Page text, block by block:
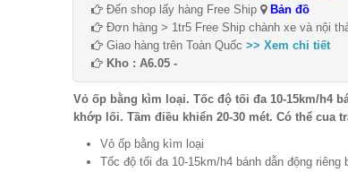
Đến shop lấy hàng Free Ship
Bản đồ
Đơn hàng > 1tr5 Free Ship chành xe và nội
Giao hàng trên Toàn Quốc >> Xem chi tiết
Kho : A6.05 -
Vỏ ốp bằng kìm loại. Tốc độ tối đa 10-15km/h4
khớp lối. Tầm điều khiển 20-30 mét. Có thể cua
Vỏ ốp bằng kìm loại
Tốc độ tối đa 10-15km/h4 bánh dẫn động riêng